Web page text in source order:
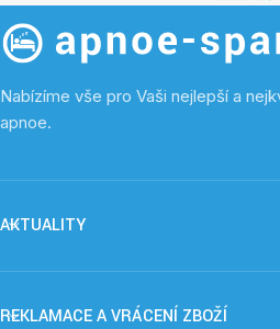
Nabízíme vše pro Vaši nejlepší a
apnoe.
AKTUALITY
REKLAMACE A VRÁCENÍ ZBOŽÍ